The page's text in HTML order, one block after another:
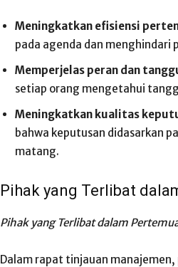
Meningkatkan efisiensi
pada agenda dan menghindari
Memperjelas peran dan
setiap orang mengetahui
Meningkatkan kualitas
bahwa keputusan didasarkan
matang.
Pihak yang Terlibat
Pihak yang Terlibat dalam
Dalam rapat tinjauan